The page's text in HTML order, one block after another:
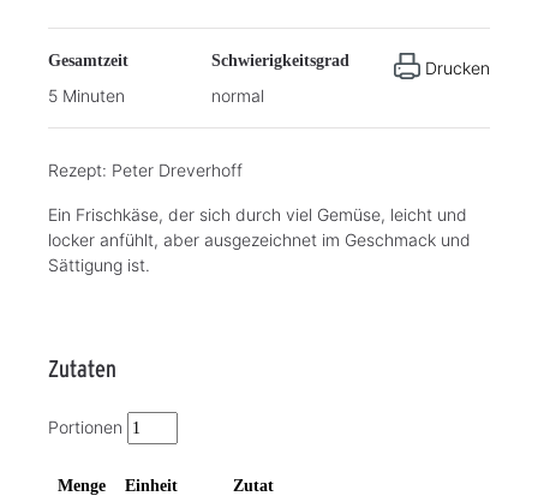
Gesamtzeit
5 Minuten
Schwierigkeitsgrad
normal
Drucken
Rezept: Peter Dreverhoff
Ein Frischkäse, der sich durch viel Gemüse, leicht und
locker anfühlt, aber ausgezeichnet im Geschmack und
Sättigung ist.
Zutaten
Portionen
Menge Einheit Zutat